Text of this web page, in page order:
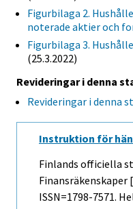
Figurbilaga 2.
noterade aktier och
Figurbilaga 3.
(25.3.2022)
Revideringar i denna
Revideringar i denna
Instruktion för
Finlands officiella
ISSN=1798-7571.